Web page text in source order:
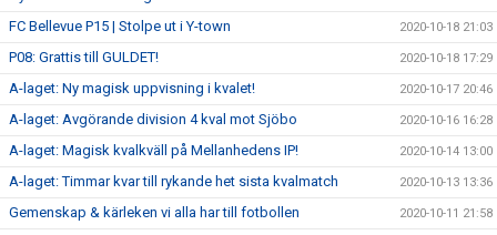
FC Bellevue P15 | Stolpe ut i Y-town 2020-10-18 21:03
P08: Grattis till GULDET! 2020-10-18 17:29
A-laget: Ny magisk uppvisning i kvalet! 2020-10-17 20:46
A-laget: Avgörande division 4 kval mot Sjöbo 2020-10-16 16:28
A-laget: Magisk kvalkväll på Mellanhedens IP! 2020-10-14 13:00
A-laget: Timmar kvar till rykande het sista kvalmatch 2020-10-13 13:36
Gemenskap & kärleken vi alla har till fotbollen 2020-10-11 21:58